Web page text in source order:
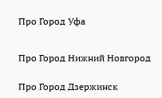
Про Город Уфа
Про Город Нижний Новгород
Про Город Дзержинск